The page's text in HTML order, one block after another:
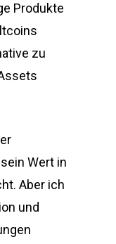
Produkte
zu
Wert in
Aber ich
und